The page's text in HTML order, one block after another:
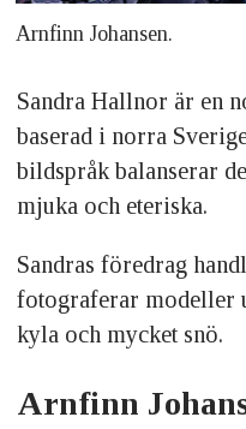
Arnfinn Johansen.
Sandra Hallnor är en
baserad i norra
bildspråk balanserar
mjuka och eteriska.
Sandras föredrag
fotograferar modeller
kyla och mycket snö.
Arnfinn